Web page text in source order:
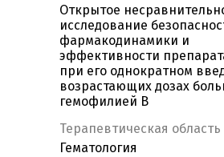
Открытое
исследование
фармакодинамики и
эффективности
при его однократном
возрастающих дозах
гемофилией B
Терапевтическая область
Гематология